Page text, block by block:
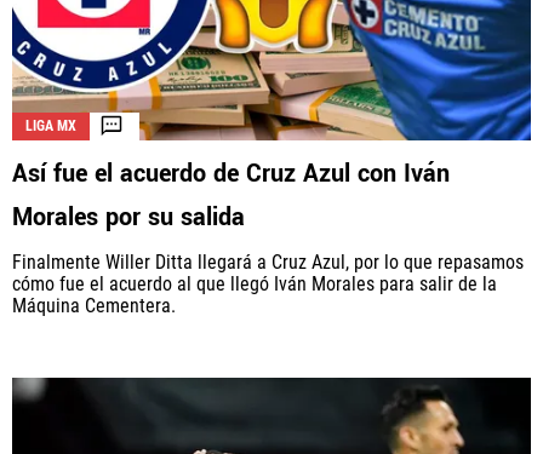
LIGA MX
Así fue el acuerdo de Cruz Azul con Iván
Morales por su salida
Finalmente Willer Ditta llegará a Cruz Azul, por lo que repasamos
cómo fue el acuerdo al que llegó Iván Morales para salir de la
Máquina Cementera.